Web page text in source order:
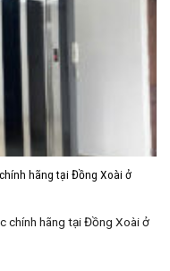
hãng tại Đồng Xoài ở
chính hãng tại Đồng Xoài ở